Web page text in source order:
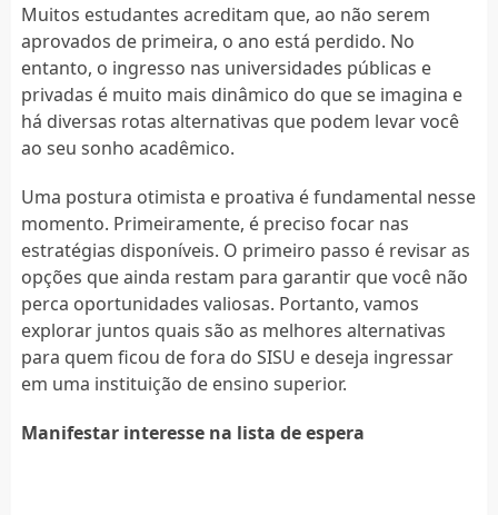
Muitos estudantes acreditam que, ao não serem
aprovados de primeira, o ano está perdido. No
entanto, o ingresso nas universidades públicas e
privadas é muito mais dinâmico do que se imagina e
há diversas rotas alternativas que podem levar você
ao seu sonho acadêmico.
Uma postura otimista e proativa é fundamental nesse
momento. Primeiramente, é preciso focar nas
estratégias disponíveis. O primeiro passo é revisar as
opções que ainda restam para garantir que você não
perca oportunidades valiosas. Portanto, vamos
explorar juntos quais são as melhores alternativas
para quem ficou de fora do SISU e deseja ingressar
em uma instituição de ensino superior.
Manifestar interesse na lista de espera